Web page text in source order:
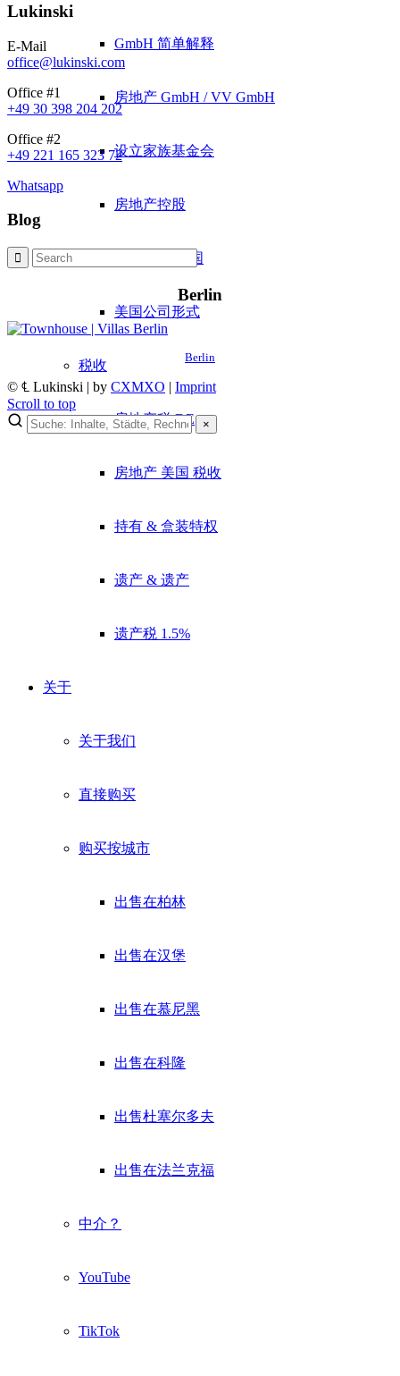
GmbH 简单解释
房地产 GmbH / VV GmbH
设立家族基金会
房地产控股
公司形式 德国
美国公司形式
税收
房地产税 DE
房地产 美国 税收
持有 & 盒装特权
遗产 & 遗产
遗产税 1.5%
关于
关于我们
直接购买
购买按城市
出售在柏林
出售在汉堡
出售在慕尼黑
出售在科隆
出售杜塞尔多夫
出售在法兰克福
中介？
YouTube
TikTok
Lukinski
E-Mail
office@lukinski.com
Office #1
+49 30 398 204 202
Office #2
+49 221 165 323 72
Whatsapp
Blog
Berlin
Berlin
© ℄ Lukinski | by CXMXO | Imprint
Scroll to top
×